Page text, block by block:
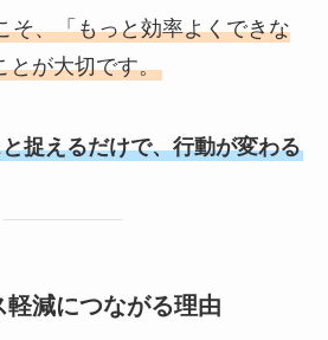
そ、「もっと効率よくできな
とが大切です。
捉えるだけで、行動が変わる
減につながる理由